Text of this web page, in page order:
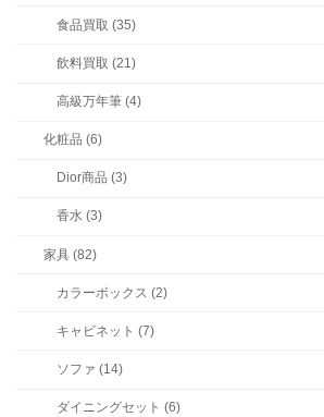
食品買取 (35)
飲料買取 (21)
高級万年筆 (4)
化粧品 (6)
Dior商品 (3)
香水 (3)
家具 (82)
カラーボックス (2)
キャビネット (7)
ソファ (14)
ダイニングセット (6)